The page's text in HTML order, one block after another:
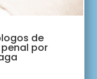
de
por